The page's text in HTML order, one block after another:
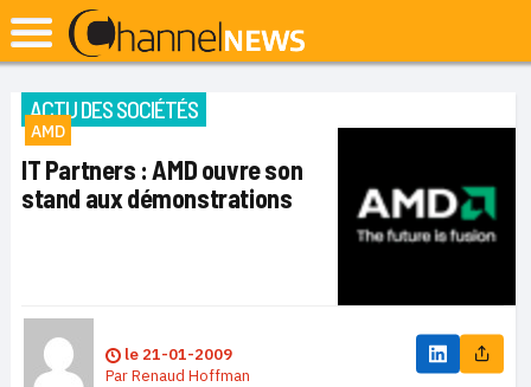
ACTU DES SOCIÉTÉS
AMD
IT Partners : AMD ouvre son
stand aux démonstrations
le 21-01-2009
ParRenaud Hoffman